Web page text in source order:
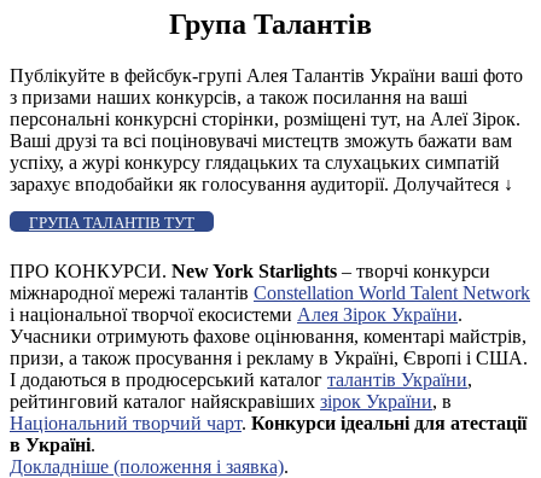
Група Талантів
Публікуйте в фейсбук-групі Алея Талантів України ваші фото
з призами наших конкурсів, а також посилання на ваші
персональні конкурсні сторінки, розміщені тут, на Алеї Зірок.
Ваші друзі та всі поціновувачі мистецтв зможуть бажати вам
успіху, а журі конкурсу глядацьких та слухацьких симпатій
зарахує вподобайки як голосування аудиторії. Долучайтеся ↓
ГРУПА ТАЛАНТІВ ТУТ
ПРО КОНКУРСИ. New York Starlights – творчі конкурси
міжнародної мережі талантів Constellation World Talent Network
і національної творчої екосистеми Алея Зірок України.
Учасники отримують фахове оцінювання, коментарі майстрів,
призи, а також просування і рекламу в Україні, Європі і США.
І додаються в продюсерський каталог талантів України,
рейтинговий каталог найяскравіших зірок України, в
Національний творчий чарт. Конкурси ідеальні для атестації
в Україні.
Докладніше (положення і заявка).